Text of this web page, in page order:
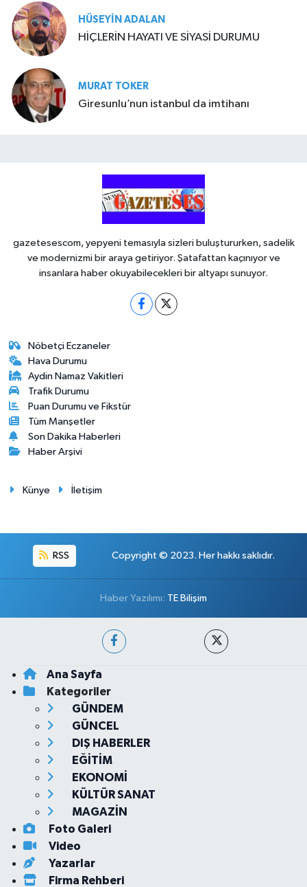
HÜSEYIN ADALAN
HİÇLERİN HAYATI VE SİYASİ DURUMU
MURAT TOKER
Giresunlu’nun istanbul da imtihanı
gazetesescom, yepyeni temasıyla sizleri buluştururken, sadelik
ve modernizmi bir araya getiriyor. Şatafattan kaçınıyor ve
insanlara haber okuyabilecekleri bir altyapı sunuyor.
Nöbetçi Eczaneler
Hava Durumu
Aydin Namaz Vakitleri
Trafik Durumu
Puan Durumu ve Fikstür
Tüm Manşetler
Son Dakika Haberleri
Haber Arşivi
Künye İletişim
RSS Copyright © 2023. Her hakkı saklıdır.
Haber Yazılımı: TE Bilişim
Ana Sayfa
Kategoriler
GÜNDEM
GÜNCEL
DIŞ HABERLER
EĞİTİM
EKONOMİ
KÜLTÜR SANAT
MAGAZİN
Foto Galeri
Video
Yazarlar
Firma Rehberi